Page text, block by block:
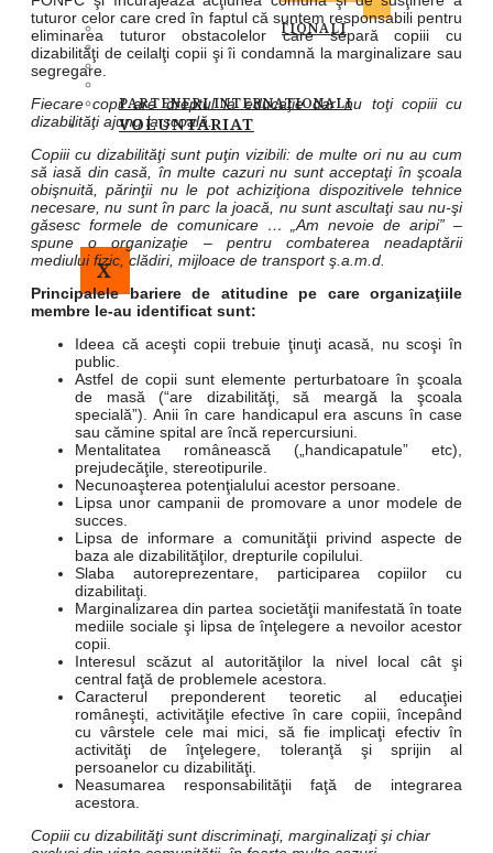
MENU
PARTENERI INSTITUTIONALI
PARTENERI MEDIA
SOCIETATEA CIVILA
PARTENERI INTERNATIONALI
VOLUNTARIAT
X
tuturor celor care cred în faptul că suntem responsabili pentru
eliminarea tuturor obstacolelor care separă copiii cu
dizabilităţi de ceilalţi copii şi îi condamnă la marginalizare sau
segregare.
Fiecare copil are dreptul la educaţie dar nu toţi copiii cu
dizabilităţi ajung la şcoală.
Copiii cu dizabilităţi sunt puţin vizibili: de multe ori nu au cum
să iasă din casă, în multe cazuri nu sunt acceptaţi în şcoala
obişnuită, părinţii nu le pot achiziţiona dispozitivele tehnice
necesare, nu sunt în parc la joacă, nu sunt ascultaţi sau nu-şi
găsesc formele de comunicare … „Am nevoie de aripi” –
spune o organizaţie – pentru combaterea neadaptării
mediului fizic, clădiri, mijloace de transport ş.a.m.d.
Principalele bariere de atitudine pe care organizaţiile
membre le-au identificat sunt:
Ideea că aceşti copii trebuie ţinuţi acasă, nu scoşi în
public.
Astfel de copii sunt elemente perturbatoare în şcoala
de masă (“are dizabilităţi, să meargă la şcoala
specială”). Anii în care handicapul era ascuns în case
sau cămine spital are încă repercursiuni.
Mentalitatea românească („handicapatule” etc),
prejudecăţile, stereotipurile.
Necunoaşterea potenţialului acestor persoane.
Lipsa unor campanii de promovare a unor modele de
succes.
Lipsa de informare a comunităţii privind aspecte de
baza ale dizabilităţilor, drepturile copilului.
Slaba autoreprezentare, participarea copiilor cu
dizabilitaţi.
Marginalizarea din partea societăţii manifestată în toate
mediile sociale şi lipsa de înţelegere a nevoilor acestor
copii.
Interesul scăzut al autorităţilor la nivel local cât şi
central faţă de problemele acestora.
Caracterul preponderent teoretic al educaţiei
româneşti, activităţile efective în care copiii, începând
cu vârstele cele mai mici, să fie implicaţi efectiv în
activităţi de înţelegere, toleranţă şi sprijin al
persoanelor cu dizabilităţi.
Neasumarea responsabilităţii faţă de integrarea
acestora.
Copiii cu dizabilităţi sunt discriminaţi, marginalizaţi şi chiar